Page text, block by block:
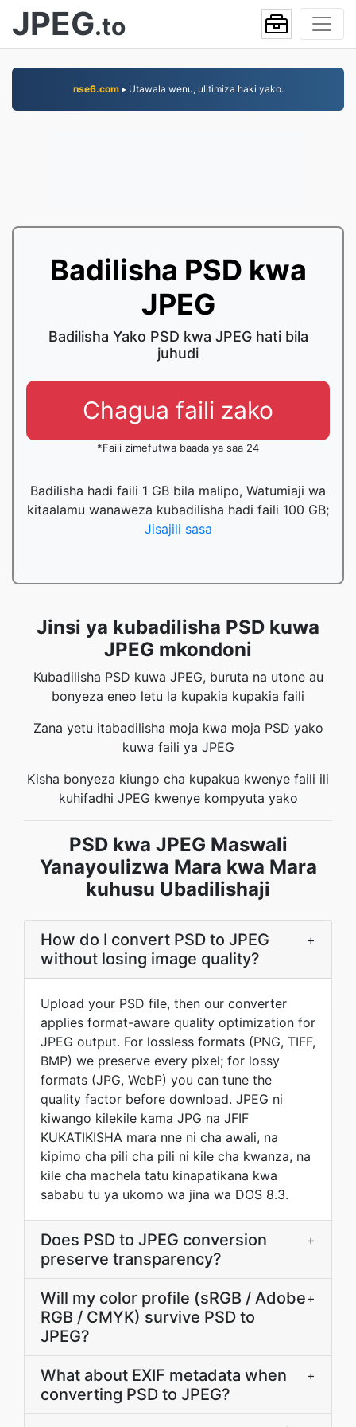
JPEG.to
nse6.com▸ Utawala wenu, ulitimiza haki yako.
Badilisha PSD kwa
JPEG
Badilisha Yako PSD kwa JPEG hati bila
juhudi
Chagua faili zako
*Faili zimefutwa baada ya saa 24
Badilisha hadi faili 1 GB bila malipo, Watumiaji wa
kitaalamu wanaweza kubadilisha hadi faili 100 GB;
Jisajili sasa
Jinsi ya kubadilisha PSD kuwa
JPEG mkondoni
Kubadilisha PSD kuwa JPEG, buruta na utone au
bonyeza eneo letu la kupakia kupakia faili
Zana yetu itabadilisha moja kwa moja PSD yako
kuwa faili ya JPEG
Kisha bonyeza kiungo cha kupakua kwenye faili ili
kuhifadhi JPEG kwenye kompyuta yako
PSD kwa JPEG Maswali
Yanayoulizwa Mara kwa Mara
kuhusu Ubadilishaji
How do I convert PSD to JPEG
without losing image quality?
+
Upload your PSD file, then our converter
applies format-aware quality optimization for
JPEG output. For lossless formats (PNG, TIFF,
BMP) we preserve every pixel; for lossy
formats (JPG, WebP) you can tune the
quality factor before download. JPEG ni
kiwango kilekile kama JPG na JFIF
KUKATIKISHA mara nne ni cha awali, na
kipimo cha pili cha pili ni kile cha kwanza, na
kile cha machela tatu kinapatikana kwa
sababu tu ya ukomo wa jina wa DOS 8.3.
Does PSD to JPEG conversion
preserve transparency?
+
Will my color profile (sRGB / Adobe
RGB / CMYK) survive PSD to
JPEG?
+
What about EXIF metadata when
converting PSD to JPEG?
+